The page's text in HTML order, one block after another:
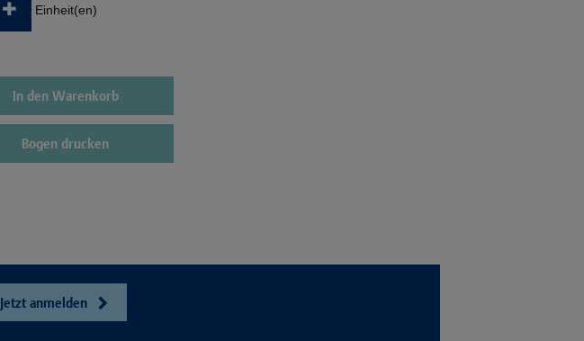
Einheit(en)
In den Warenkorb
Bogen drucken
Jetzt anmelden